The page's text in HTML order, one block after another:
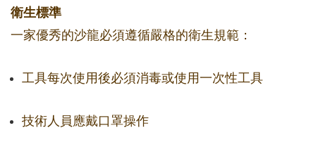
衛生標準
一家優秀的沙龍必須遵循嚴格的衛生規範：
工具每次使用後必須消毒或使用一次性工具
技術人員應戴口罩操作